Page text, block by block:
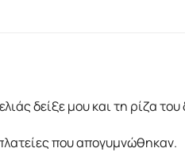
δείξε μου και τη ρίζα του
που απογυμνώθηκαν.